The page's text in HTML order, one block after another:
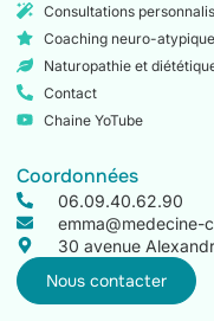
Consultations
Coaching neuro-atypique
Naturopathie et
Contact
Chaine YoTube
Coordonnées
06.09.40.62.90
emma@medecine-
30 avenue
Nous contacter